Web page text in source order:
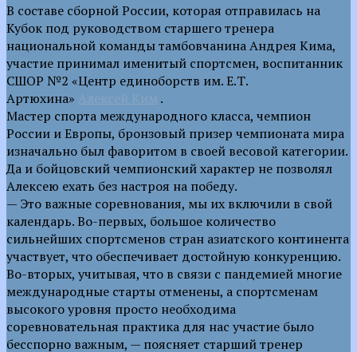
В составе сборной России, которая отправилась на
Кубок под руководством старшего тренера
национальной команды тамбовчанина Андрея Кима,
участие принимал именитый спортсмен, воспитанник
СШОР №2 «Центр единоборств им. Е.Т.
Артюхина» Алексей Ким .
Мастер спорта международного класса, чемпион
России и Европы, бронзовый призер чемпионата мира
изначально был фаворитом в своей весовой категории.
Да и бойцовский чемпионский характер не позволял
Алексею ехать без настроя на победу.
— Это важные соревнования, мы их включили в свой
календарь. Во-первых, большое количество
сильнейших спортсменов стран азиатского континента
участвует, что обеспечивает достойную конкуренцию.
Во-вторых, учитывая, что в связи с пандемией многие
международные старты отменены, а спортсменам
высокого уровня просто необходима
соревновательная практика для нас участие было
бесспорно важным, — поясняет старший тренер